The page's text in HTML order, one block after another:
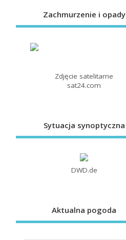
Zachmurzenie i opady
Zdjęcie satelitarne
sat24.com
Sytuacja synoptyczna
DWD.de
Aktualna pogoda